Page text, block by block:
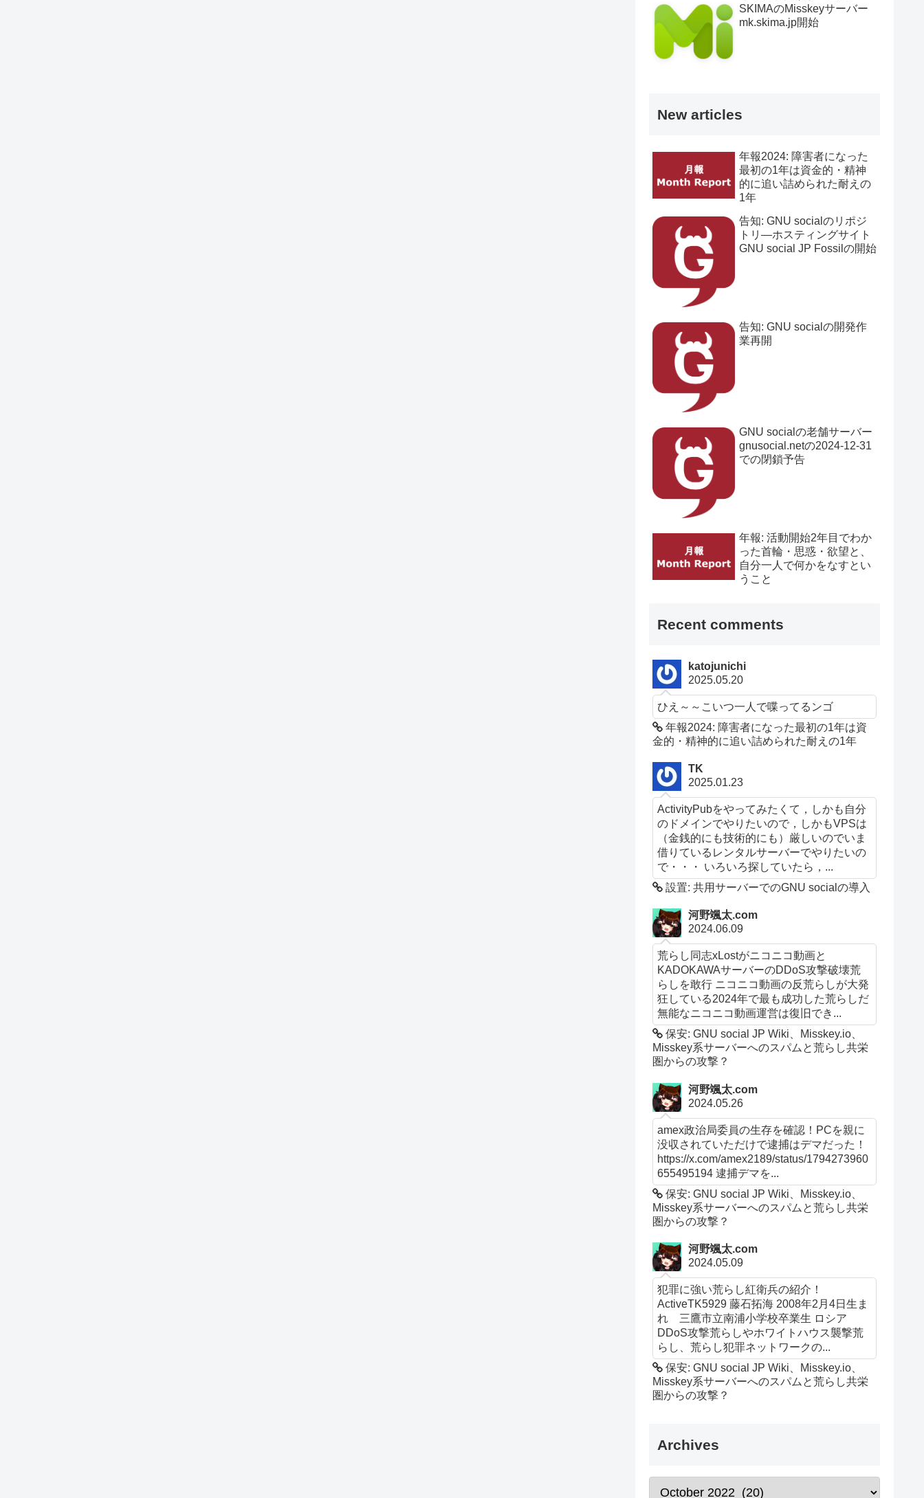
SKIMAのMisskeyサーバー
mk.skima.jp開始
New articles
年報2024: 障害者になった
最初の1年は資金的・精神
的に追い詰められた耐えの
1年
告知: GNU socialのリポジ
トリ―ホスティングサイト
GNU social JP Fossilの開始
告知: GNU socialの開発作
業再開
GNU socialの老舗サーバー
gnusocial.netの2024-12-31
での閉鎖予告
年報: 活動開始2年目でわか
った首輪・思惑・欲望と、
自分一人で何かをなすとい
うこと
Recent comments
katojunichi
2025.05.20
ひえ～～こいつ一人で喋ってるンゴ
年報2024: 障害者になった最初の1年は資
金的・精神的に追い詰められた耐えの1年
TK
2025.01.23
ActivityPubをやってみたくて，しかも自分
のドメインでやりたいので，しかもVPSは
（金銭的にも技術的にも）厳しいのでいま
借りているレンタルサーバーでやりたいの
で・・・ いろいろ探していたら，...
設置: 共用サーバーでのGNU socialの導入
河野颯太.com
2024.06.09
荒らし同志xLostがニコニコ動画と
KADOKAWAサーバーのDDoS攻撃破壊荒
らしを敢行 ニコニコ動画の反荒らしが大発
狂している2024年で最も成功した荒らしだ
無能なニコニコ動画運営は復旧でき...
保安: GNU social JP Wiki、Misskey.io、
Misskey系サーバーへのスパムと荒らし共栄
圏からの攻撃？
河野颯太.com
2024.05.26
amex政治局委員の生存を確認！PCを親に
没収されていただけで逮捕はデマだった！
https://x.com/amex2189/status/1794273960
655495194 逮捕デマを...
保安: GNU social JP Wiki、Misskey.io、
Misskey系サーバーへのスパムと荒らし共栄
圏からの攻撃？
河野颯太.com
2024.05.09
犯罪に強い荒らし紅衛兵の紹介！
ActiveTK5929 藤石拓海 2008年2月4日生ま
れ 三鷹市立南浦小学校卒業生 ロシア
DDoS攻撃荒らしやホワイトハウス襲撃荒
らし、荒らし犯罪ネットワークの...
保安: GNU social JP Wiki、Misskey.io、
Misskey系サーバーへのスパムと荒らし共栄
圏からの攻撃？
Archives